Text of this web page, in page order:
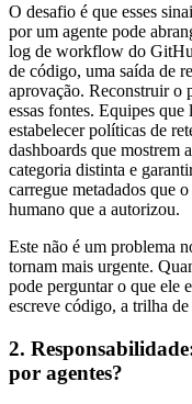
O desafio é que esses
por um agente pode
log de workflow do
de código, uma saída de
aprovação. Reconstruir o
essas fontes. Equipes
estabelecer políticas de
dashboards que mostrem
categoria distinta e
carregue metadados que
humano que a autorizou.
Este não é um problema
tornam mais urgente.
pode perguntar o que ele
escreve código, a trilha
2.
por agentes?